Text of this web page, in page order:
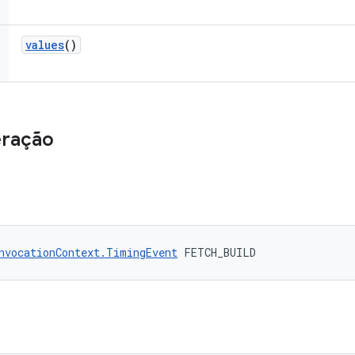
values()
FETCH_BUILD